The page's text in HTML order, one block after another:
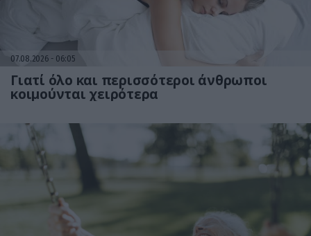
07.08.2026 06:05
Γιατί όλο και περισσότεροι άνθρωποι
κοιμούνται χειρότερα